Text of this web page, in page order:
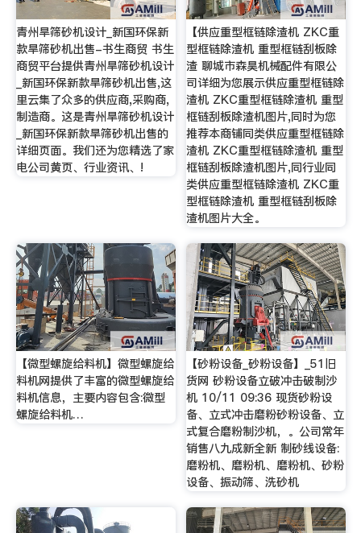
青州旱筛砂机设计_新国环保新
款旱筛砂机出售-书生商贸 书生
商贸平台提供青州旱筛砂机设计
_新国环保新款旱筛砂机出售,这
里云集了众多的供应商,采购商,
制造商。这是青州旱筛砂机设计
_新国环保新款旱筛砂机出售的
详细页面。我们还为您精选了家
电公司黄页、行业资讯、!
【供应重型框链除渣机 ZKC重
型框链除渣机 重型框链刮板除
渣 聊城市森昊机械配件有限公
司详细为您展示供应重型框链除
渣机 ZKC重型框链除渣机 重型
框链刮板除渣机图片,同时为您
推荐本商铺同类供应重型框链除
渣机 ZKC重型框链除渣机 重型
框链刮板除渣机图片,同行业同
类供应重型框链除渣机 ZKC重
型框链除渣机 重型框链刮板除
渣机图片大全。
【微型螺旋给料机】微型螺旋给
料机网提供了丰富的微型螺旋给
料机信息，主要内容包含:微型
螺旋给料机…
【砂粉设备_砂粉设备】_51旧
货网 砂粉设备立破冲击破制沙
机 10/11 09:36 现货砂粉设
备、立式冲击磨粉砂粉设备、立
式复合磨粉制沙机，。公司常年
销售八九成新全新 制砂线设备:
磨粉机、磨粉机、磨粉机、砂粉
设备、振动筛、洗砂机